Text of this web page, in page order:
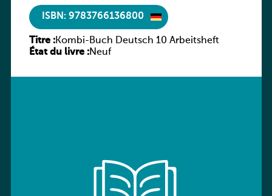
ISBN: 9783766136800
Titre :Kombi-Buch Deutsch 10 Arbeitsheft
État du livre :Neuf